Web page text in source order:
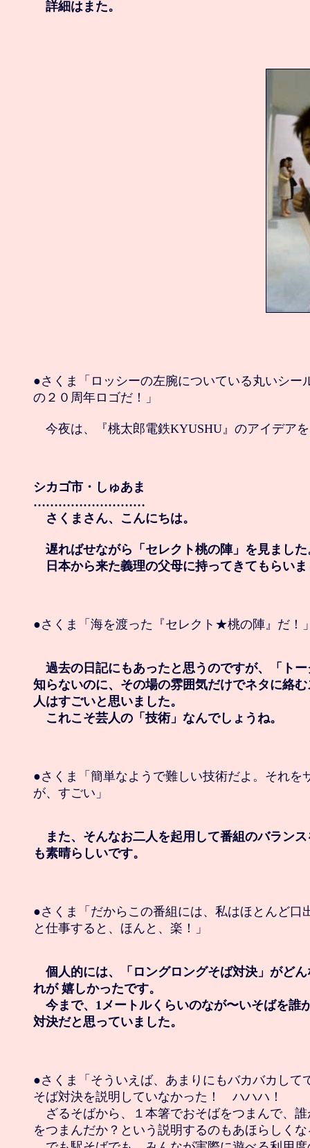
詳細はまた。
●さくま「ロッシーの左腕についている丸いシー
の２０周年ロゴだ！」
今夜は、『桃太郎電鉄KYUSHU』のアイデア
シカゴ市・しゅあま
………………………
さくまさん、こんにちは。
遅ればせながら「セレクト桃の陣」を見ました
日本から来た義理の父母に持ってきてもらいま
●さくま「海を渡った『セレクト★桃の陣』だ！
過去の日記にもあったと思うのですが、「ト
知らないのに、その場の雰囲気だけでネタに絡
人はすごいと思いました。
これこそ芸人の「技術」なんでしょうね。
●さくま「簡単なようで難しい技術だよ。それを
が、すごい」
また、そんなお二人を起用して番組のバラン
も素晴らしいです。
●さくま「だからこの番組には、私はほとんど口
と仕事すると、ほんと、楽！」
個人的には、「ロングロングそば対決」がど
れが 嬉しかったです。
今まで、1メートルくらいのなが〜いそばを誰
対決だと思っていました。
●さくま「そういえば、あまりにもバカバカして
そば対決を説明していなかった！　ハハハ！
ざるそばから、１本箸でおそばをつまんで、
をつまんだか？という説明するのもあほらしく